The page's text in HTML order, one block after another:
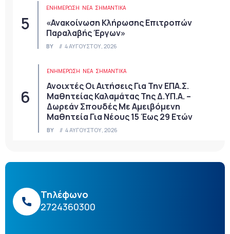
ΕΝΗΜΕΡΩΣΗ ΝΈΑ ΣΗΜΑΝΤΙΚΆ
«Ανακοίνωση Κλήρωσης Επιτροπών
Παραλαβής Έργων»
BY 4 ΑΥΓΟΎΣΤΟΥ, 2026
ΕΝΗΜΕΡΩΣΗ ΝΈΑ ΣΗΜΑΝΤΙΚΆ
Ανοιχτές Οι Αιτήσεις Για Την ΕΠΑ.Σ.
Μαθητείας Καλαμάτας Της Δ.ΥΠ.Α. –
Δωρεάν Σπουδές Με Αμειβόμενη
Μαθητεία Για Νέους 15 Έως 29 Ετών
BY 4 ΑΥΓΟΎΣΤΟΥ, 2026
Τηλέφωνο
2724360300